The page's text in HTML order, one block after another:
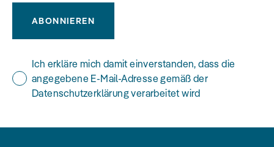
ABONNIEREN
Ich erkläre mich damit einverstanden, dass die
angegebene E-Mail-Adresse gemäß der
Datenschutzerklärung verarbeitet wird